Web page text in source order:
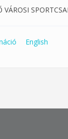
VÁROSI
PTE-PEAC -
English